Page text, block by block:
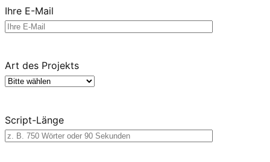
Ihre E-Mail
Art des Projekts
Script-Länge